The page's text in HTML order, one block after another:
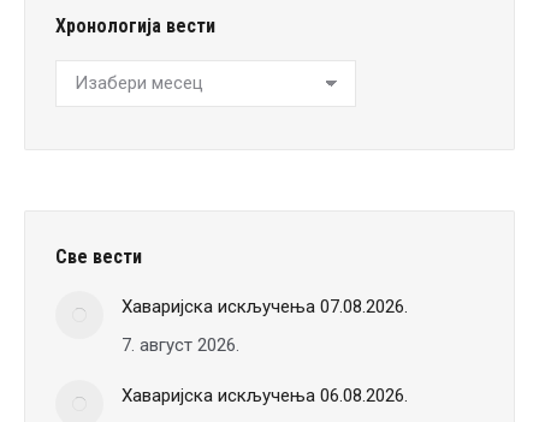
Хронологија вести
Хронологија
вести
Све вести
Хаваријска искључења 07.08.2026.
7. август 2026.
Хаваријска искључења 06.08.2026.